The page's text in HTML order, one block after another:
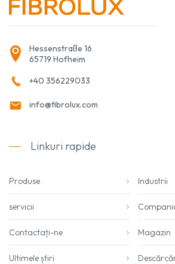
Hessenstraße 16
65719 Hofheim
+40 356229033
info@fibrolux.com
Linkuri rapide
Produse Industrii
servicii
Contactați-ne Magazin
Ultimele știri